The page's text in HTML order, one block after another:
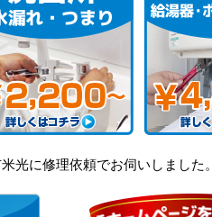
光に修理依頼でお伺いしました。